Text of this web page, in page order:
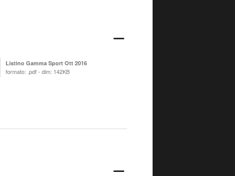
Listino Gamma Sport Ott 2016
formato: .pdf - dim: 142KB